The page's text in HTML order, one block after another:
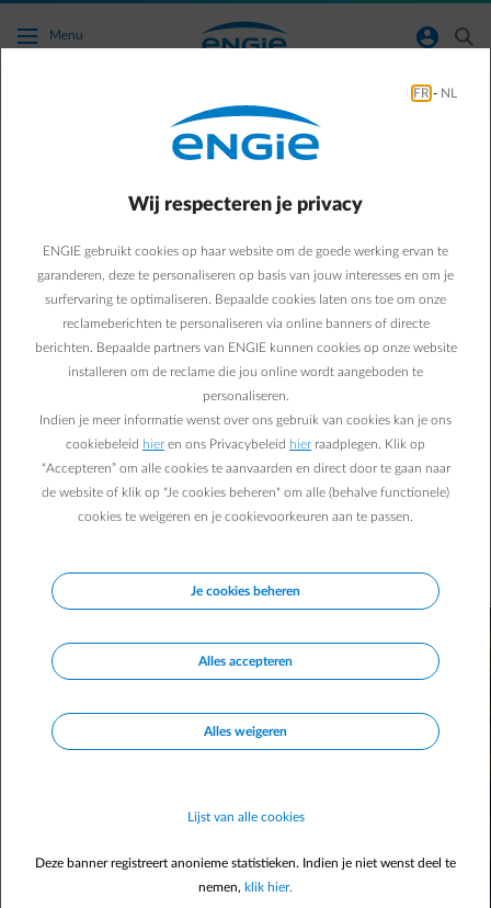
Ga naar de hoofdinhoud
Menu normal-account-circle search
Groener leven
Zo bouw je zelf een
insectenhotel met het
hele gezin
Bijen, lieveheersbeestjes, vlinders, … al die diertjes zijn
essentieel voor ons ecosysteem. Dus waarom zou je ze
geen handje helpen? Ontdek hoe je zelf een insectenhotel
biodiversiteit is.
FR - NL
Wij respecteren je privacy
ENGIE gebruikt cookies op haar website om de goede werking ervan te
garanderen, deze te personaliseren op basis van jouw interesses en om je
surfervaring te optimaliseren. Bepaalde cookies laten ons toe om onze
reclameberichten te personaliseren via online banners of directe
berichten. Bepaalde partners van ENGIE kunnen cookies op onze website
installeren om de reclame die jou online wordt aangeboden te
personaliseren.
Indien je meer informatie wenst over ons gebruik van cookies kan je ons
cookiebeleid hier en ons Privacybeleid hier raadplegen. Klik op
“Accepteren” om alle cookies te aanvaarden en direct door te gaan naar
de website of klik op "Je cookies beheren" om alle (behalve functionele)
cookies te weigeren en je cookievoorkeuren aan te passen.
Je cookies beheren
Alles accepteren
Alles weigeren
Lijst van alle cookies
Deze banner registreert anonieme statistieken. Indien je niet wenst deel te
nemen, klik hier.